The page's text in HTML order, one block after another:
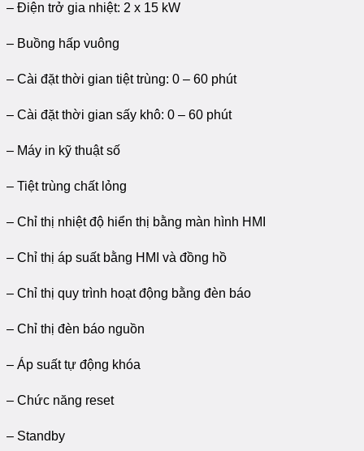
– Điện trở gia nhiệt: 2 x 15 kW
– Buồng hấp vuông
– Cài đặt thời gian tiệt trùng: 0 – 60 phút
– Cài đặt thời gian sấy khô: 0 – 60 phút
– Máy in kỹ thuật số
– Tiệt trùng chất lỏng
– Chỉ thị nhiệt độ hiển thị bằng màn hình HMI
– Chỉ thị áp suất bằng HMI và đồng hồ
– Chỉ thị quy trình hoạt động bằng đèn báo
– Chỉ thị đèn báo nguồn
– Áp suất tự động khóa
– Chức năng reset
– Standby